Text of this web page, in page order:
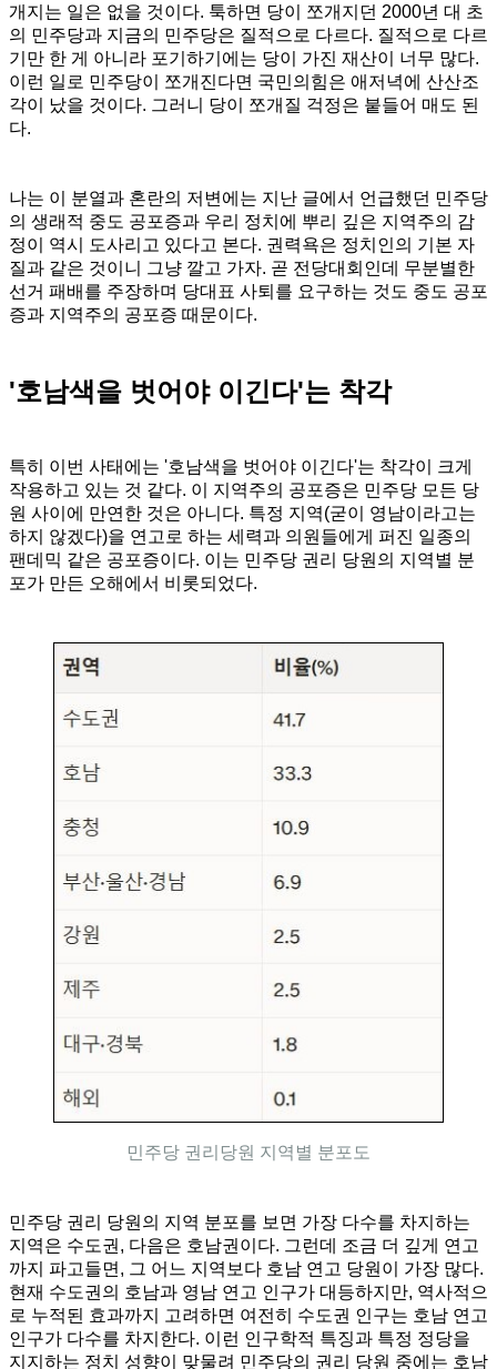
개지는 일은 없을 것이다. 툭하면 당이 쪼개지던 2000년 대 초
의 민주당과 지금의 민주당은 질적으로 다르다. 질적으로 다르
기만 한 게 아니라 포기하기에는 당이 가진 재산이 너무 많다.
이런 일로 민주당이 쪼개진다면 국민의힘은 애저녁에 산산조
각이 났을 것이다. 그러니 당이 쪼개질 걱정은 붙들어 매도 된
다.
나는 이 분열과 혼란의 저변에는 지난 글에서 언급했던 민주당
의 생래적 중도 공포증과 우리 정치에 뿌리 깊은 지역주의 감
정이 역시 도사리고 있다고 본다. 권력욕은 정치인의 기본 자
질과 같은 것이니 그냥 깔고 가자. 곧 전당대회인데 무분별한
선거 패배를 주장하며 당대표 사퇴를 요구하는 것도 중도 공포
증과 지역주의 공포증 때문이다.
'호남색을 벗어야 이긴다'는 착각
특히 이번 사태에는 '호남색을 벗어야 이긴다'는 착각이 크게
작용하고 있는 것 같다. 이 지역주의 공포증은 민주당 모든 당
원 사이에 만연한 것은 아니다. 특정 지역(굳이 영남이라고는
하지 않겠다)을 연고로 하는 세력과 의원들에게 퍼진 일종의
팬데믹 같은 공포증이다. 이는 민주당 권리 당원의 지역별 분
포가 만든 오해에서 비롯되었다.
민주당 권리당원 지역별 분포도
민주당 권리 당원의 지역 분포를 보면 가장 다수를 차지하는
지역은 수도권, 다음은 호남권이다. 그런데 조금 더 깊게 연고
까지 파고들면, 그 어느 지역보다 호남 연고 당원이 가장 많다.
현재 수도권의 호남과 영남 연고 인구가 대등하지만, 역사적으
로 누적된 효과까지 고려하면 여전히 수도권 인구는 호남 연고
인구가 다수를 차지한다. 이런 인구학적 특징과 특정 정당을
지지하는 정치 성향이 맞물려 민주당의 권리 당원 중에는 호남